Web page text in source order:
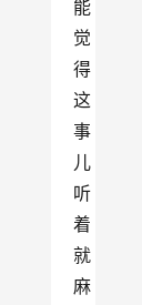
能
觉
得
这
事
儿
听
着
就
麻